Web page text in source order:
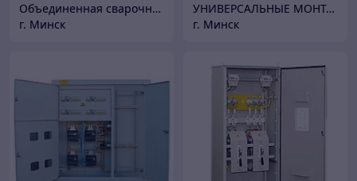
Объединенная сварочная компания
г. Минск
УНИВЕРСАЛЬНЫЕ МОНТАЖНЫЕ СИСТЕМЫ
г. Минск